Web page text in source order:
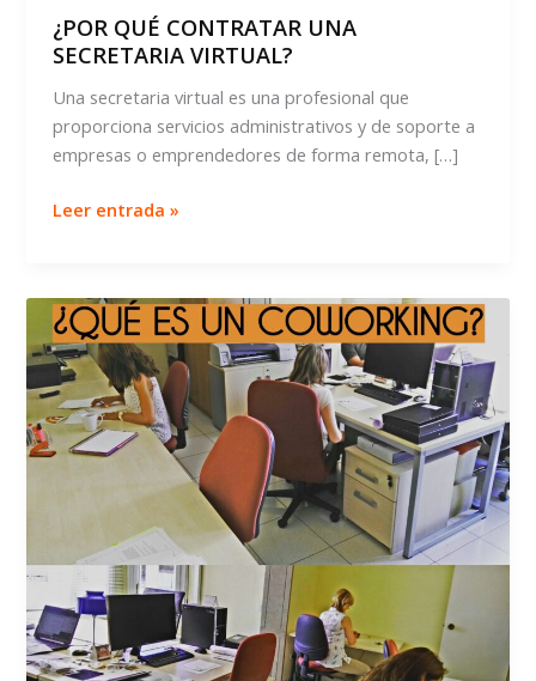
¿POR QUÉ CONTRATAR UNA
SECRETARIA VIRTUAL?
Una secretaria virtual es una profesional que
proporciona servicios administrativos y de soporte a
empresas o emprendedores de forma remota, […]
¿POR
UNA
SECRETARIA
VIRTUAL?
Leer entrada »